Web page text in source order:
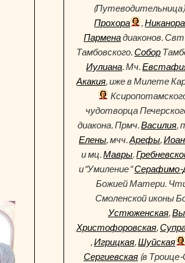
Прохора
,Никанора
Парменадиаконов.
Тамбовского.Собор
Иулиана. Мч.
Акакия, иже в Милете
чудотворца
диакона. Прмч.Василия,
Елены, мчч.Арефы,
и мц.Мавры.
и"Умиление"Серафимо-
Божией Матери.
Смоленской иконы
Устюженская,
Христофоровская,
,Игрицкая,Шуйская
Сергиевская(в Троице-